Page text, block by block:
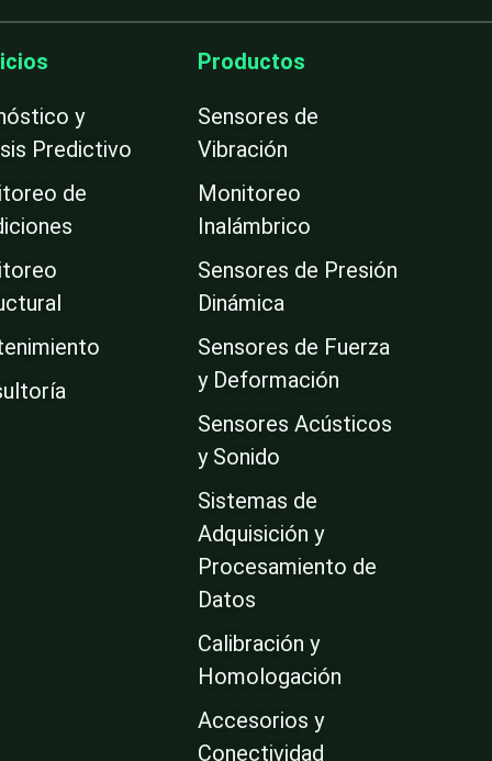
k
y
Predictivo
de
Productos
Sensores de
Vibración
Monitoreo
Inalámbrico
Sensores de Presión
Dinámica
Sensores de Fuerza
y Deformación
Sensores Acústicos
y Sonido
Sistemas de
Adquisición y
Procesamiento de
Datos
Calibración y
Homologación
Accesorios y
Conectividad